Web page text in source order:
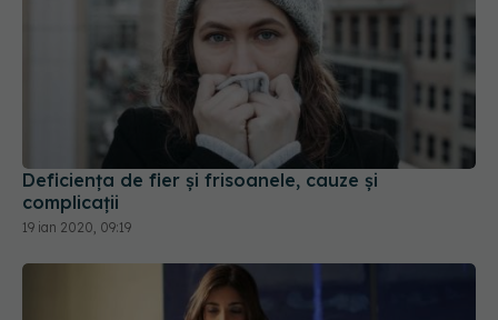
Deficiența de fier și frisoanele, cauze și
complicații
19 ian 2020, 09:19